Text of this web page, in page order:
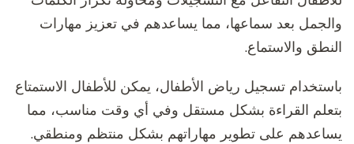
والجمل بعد سماعها، مما يساعدهم في تعزيز مهارات
النطق والاستماع.
باستخدام تسجيل رياض الأطفال، يمكن للأطفال الاستمتاع
بتعلم القراءة بشكل مستقل وفي أي وقت مناسب، مما
يساعدهم على تطوير مهاراتهم بشكل منتظم ومنطقي.